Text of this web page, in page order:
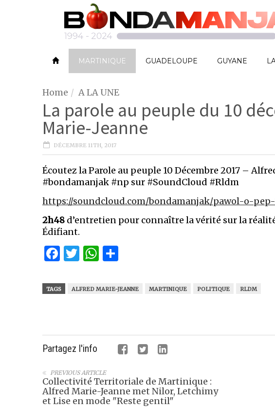
MARTINIQUE GUADELOUPE GUYANE
Home A LA UNE
La parole au peuple du 10
Marie-Jeanne
DÉCEMBRE 11TH, 2017
Écoutez la Parole au peuple 10 Décembre 2017 –
#bondamanjak #np sur #SoundCloud #Rldm
https://soundcloud.com/bondamanjak/pawol-o-pep-
2h48 d’entretien pour connaître la vérité sur la
Édifiant.
Facebook
Twitter
WhatsApp
TAGS ALFRED MARIE-JEANNE MARTINIQUE POLITIQUE RLDM
Partagez l'info
PREVIOUS ARTICLE
Collectivité Territoriale de Martinique :
Alfred Marie-Jeanne met Nilor, Letchimy
et Lise en mode "Reste gentil"